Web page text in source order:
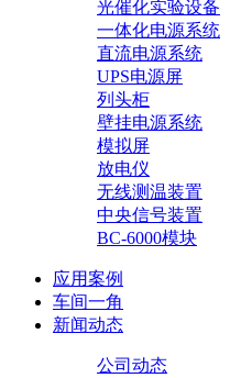
光催化实验设备
一体化电源系统
直流电源系统
UPS电源屏
列头柜
壁挂电源系统
模拟屏
放电仪
无线测温装置
中央信号装置
BC-6000模块
应用案例
车间一角
新闻动态
公司动态